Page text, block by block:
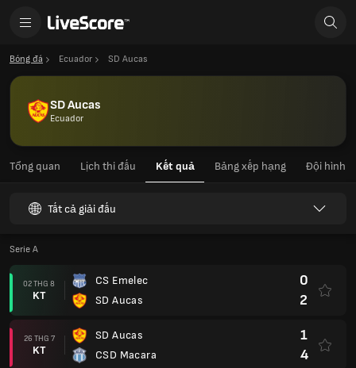
Bóng đá Ecuador SD Aucas
SD Aucas
Ecuador
Tổng quan Lịch thi đấu Kết quả Bảng xếp hạng Đội hình
Tất cả giải đấu
Serie A
02 THG 8
KT
CS Emelec
SD Aucas
0
2
26 THG 7
KT
SD Aucas
CSD Macara
1
4